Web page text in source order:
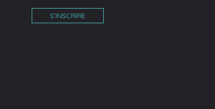
S’INSCRIRE